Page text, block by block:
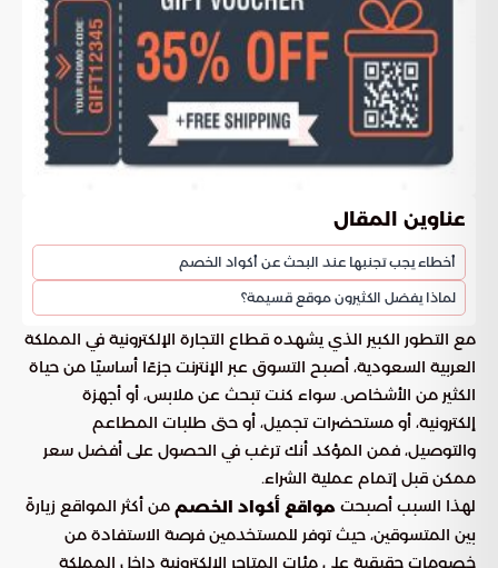
عناوين المقال
أخطاء يجب تجنبها عند البحث عن أكواد الخصم
لماذا يفضل الكثيرون موقع قسيمة؟
مع التطور الكبير الذي يشهده قطاع التجارة الإلكترونية في المملكة
العربية السعودية، أصبح التسوق عبر الإنترنت جزءًا أساسيًا من حياة
الكثير من الأشخاص. سواء كنت تبحث عن ملابس، أو أجهزة
إلكترونية، أو مستحضرات تجميل، أو حتى طلبات المطاعم
والتوصيل، فمن المؤكد أنك ترغب في الحصول على أفضل سعر
ممكن قبل إتمام عملية الشراء.
لهذا السبب أصبحت مواقع أكواد الخصم من أكثر المواقع زيارةً
بين المتسوقين، حيث توفر للمستخدمين فرصة الاستفادة من
خصومات حقيقية على مئات المتاجر الإلكترونية داخل المملكة